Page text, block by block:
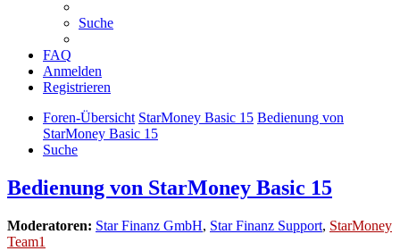
Suche
FAQ
Anmelden
Registrieren
Foren-Übersicht StarMoney Basic 15 Bedienung von
StarMoney Basic 15
Suche
Bedienung von StarMoney Basic 15
Moderatoren: Star Finanz GmbH, Star Finanz Support, StarMoney
Team1